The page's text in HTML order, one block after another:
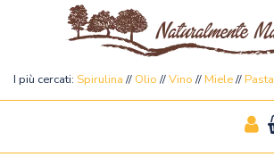
Naturalmente Marylin
I più cercati: Spirulina // Olio //Vino // Miele// Pasta